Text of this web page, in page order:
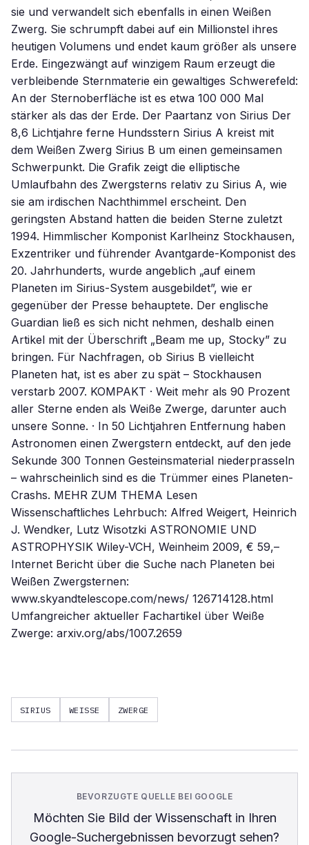
SIRIUS WEISSE ZWERGE
BEVORZUGTE QUELLE BEI GOOGLE
Möchten Sie Bild der Wissenschaftin Ihren
Google-Suchergebnissen bevorzugt sehen?